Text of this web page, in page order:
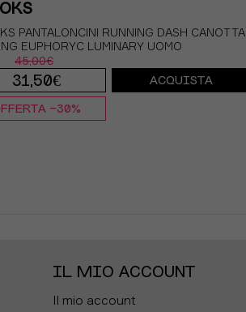
PANTALONCINI RUNNING DASH CANOTTA
EUPHORYC LUMINARY UOMO
45,00€
31,50€ ACQUISTA
-30%
IL MIO ACCOUNT
Il mio account